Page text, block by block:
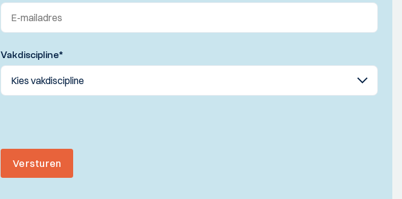
Vakdiscipline*
Versturen